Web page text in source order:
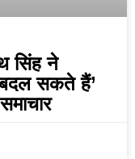
सिंह ने
बदल सकते हैं’